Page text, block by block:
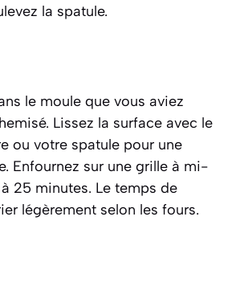
la spatule.
le moule que vous aviez
Lissez la surface avec le
ou votre spatule pour une
Enfournez sur une grille à mi-
25 minutes. Le temps de
légèrement selon les fours.